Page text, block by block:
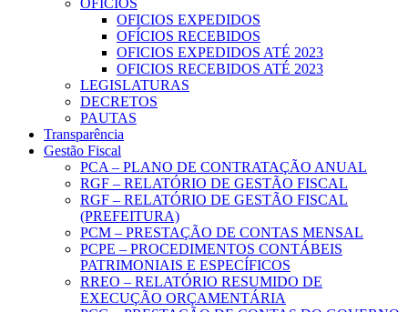
OFICIOS
OFICIOS EXPEDIDOS
OFÍCIOS RECEBIDOS
OFICIOS EXPEDIDOS ATÉ 2023
OFICIOS RECEBIDOS ATÉ 2023
LEGISLATURAS
DECRETOS
PAUTAS
Transparência
Gestão Fiscal
PCA – PLANO DE CONTRATAÇÃO ANUAL
RGF – RELATÓRIO DE GESTÃO FISCAL
RGF – RELATÓRIO DE GESTÃO FISCAL
(PREFEITURA)
PCM – PRESTAÇÃO DE CONTAS MENSAL
PCPE – PROCEDIMENTOS CONTÁBEIS
PATRIMONIAIS E ESPECÍFICOS
RREO – RELATÓRIO RESUMIDO DE
EXECUÇÃO ORÇAMENTÁRIA